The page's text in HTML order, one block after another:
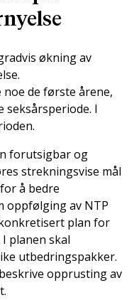
økning av
de første årene,
seksårsperiode. I
forutsigbar og
strekningsvise mål
å bedre
oppfølging av NTP
plan for
planen skal
utbedringspakker.
opprusting av